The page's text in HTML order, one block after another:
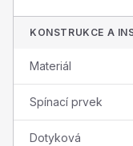
KONSTRUKCE A
Materiál
Spínací prvek
Dotyková